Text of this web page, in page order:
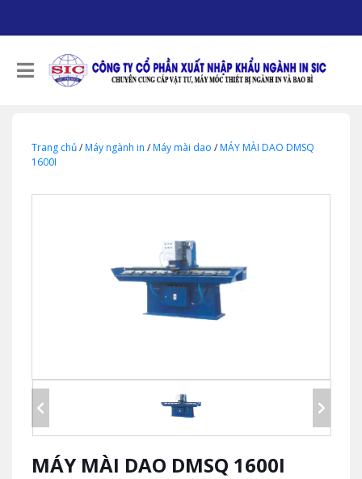
Trang chủ/Máy ngành in /Máy mài dao /MÁY MÀI DAO DMSQ
1600I
MÁY MÀI DAO DMSQ 1600I